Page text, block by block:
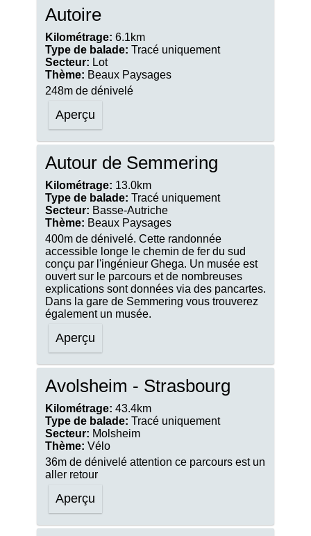
Autoire
Kilométrage: 6.1km
Type de balade: Tracé uniquement
Secteur: Lot
Thème: Beaux Paysages
248m de dénivelé
Aperçu
Autour de Semmering
Kilométrage: 13.0km
Type de balade: Tracé uniquement
Secteur: Basse-Autriche
Thème: Beaux Paysages
400m de dénivelé. Cette randonnée
accessible longe le chemin de fer du sud
conçu par l'ingénieur Ghega. Un musée est
ouvert sur le parcours et de nombreuses
explications sont données via des pancartes.
Dans la gare de Semmering vous trouverez
également un musée.
Aperçu
Avolsheim - Strasbourg
Kilométrage: 43.4km
Type de balade: Tracé uniquement
Secteur: Molsheim
Thème: Vélo
36m de dénivelé attention ce parcours est un
aller retour
Aperçu